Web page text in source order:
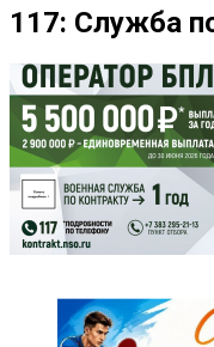
117: Служба